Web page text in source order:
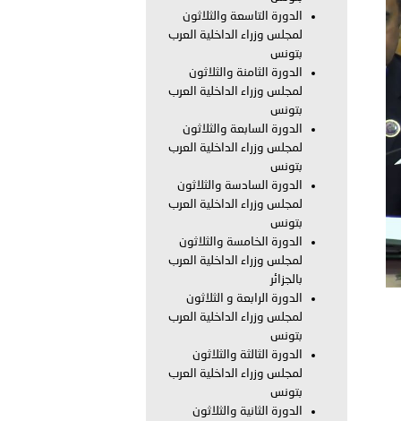
تطلع وفد الشرطة الإيطالية على منظومتي التأهيل الشرطي
تنظم حملة للتبرع بالدم في منطقة الظفرة تعزيزا للمسؤولية
الأميريين معالي النائب الأول لرئيس مجلس الوزراء
العام..
في أعمال الاجتماع الثالث عشر للجنة رؤساء الاتحادات الرياضية
عشر للمسؤولين عن الأمن السياحي 2026.
الدورة التاسعة والثلاثون
لمجلس وزراء الداخلية العرب
بتونس
الدورة الثامنة والثلاثون
لمجلس وزراء الداخلية العرب
بتونس
الدورة السابعة والثلاثون
لمجلس وزراء الداخلية العرب
بتونس
الدورة السادسة والثلاثون
لمجلس وزراء الداخلية العرب
بتونس
الدورة الخامسة والثلاثون
لمجلس وزراء الداخلية العرب
بالجزائر
الدورة الرابعة و الثلاثون
لمجلس وزراء الداخلية العرب
بتونس
الدورة الثالثة والثلاثون
لمجلس وزراء الداخلية العرب
بتونس
الدورة الثانية والثلاثون